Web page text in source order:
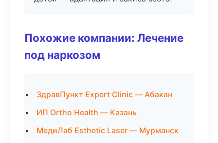
Похожие компании: Лечение
под наркозом
ЗдравПункт Expert Clinic — Абакан
ИП Ortho Health — Казань
МедиЛаб Esthetic Laser — Мурманск